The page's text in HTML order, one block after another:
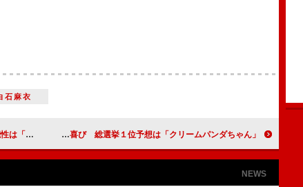
石麻衣
ゼロ」 大島優子、アンパンマン声優に大喜び 総選挙１位予想は「クリームパンダちゃん」
NEWS